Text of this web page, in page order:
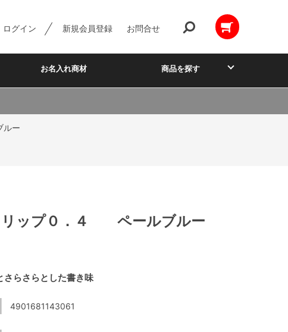
ログイン 新規会員登録 お問合せ
お名入れ商材 商品を探す
ー
さらさらとした書き味
リップ０．４ ペールブルー
4901681143061